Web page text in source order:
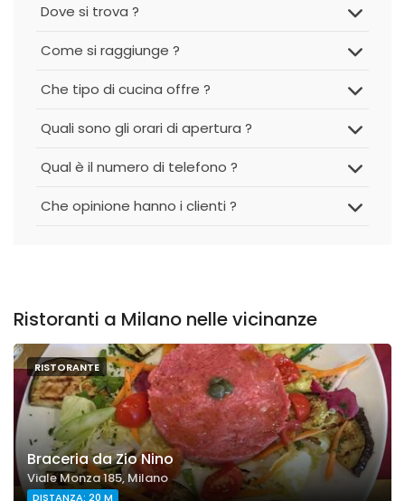
Dove si trova ?
Come si raggiunge ?
Che tipo di cucina offre ?
Quali sono gli orari di apertura ?
Qual è il numero di telefono ?
Che opinione hanno i clienti ?
Ristoranti a Milano nelle vicinanze
RISTORANTE
Braceria da Zio Nino
Viale Monza 185, Milano
DISTANZA: 20 M